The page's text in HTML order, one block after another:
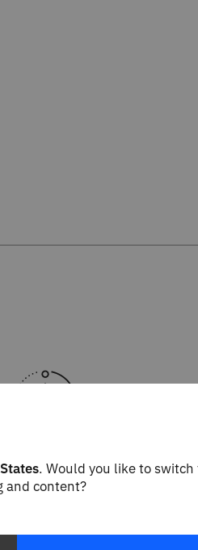
強力で斬新なアプリケーション
AI主導のオートメーション・
. Would you like to switch
and content?